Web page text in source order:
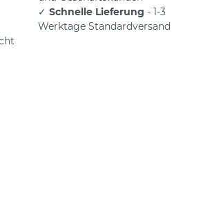
✓ Schnelle Lieferung - 1-3
Werktage Standardversand